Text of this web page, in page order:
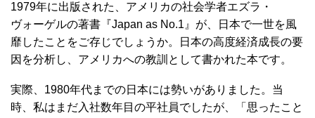
1979年に出版された、アメリカの社会学者エズラ・
ヴォーゲルの著書『Japan as No.1』が、日本で一世を風
靡したことをご存じでしょうか。日本の高度経済成長の要
因を分析し、アメリカへの教訓として書かれた本です。
実際、1980年代までの日本には勢いがありました。当
時、私はまだ入社数年目の平社員でしたが、「思ったこと